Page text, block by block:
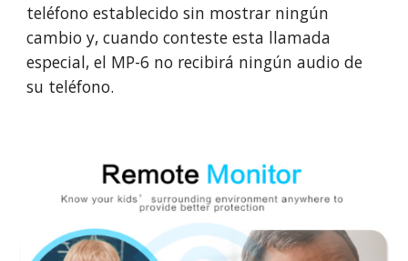
teléfono establecido sin mostrar ningún
cambio y, cuando conteste esta llamada
especial, el MP-6 no recibirá ningún audio de
su teléfono.